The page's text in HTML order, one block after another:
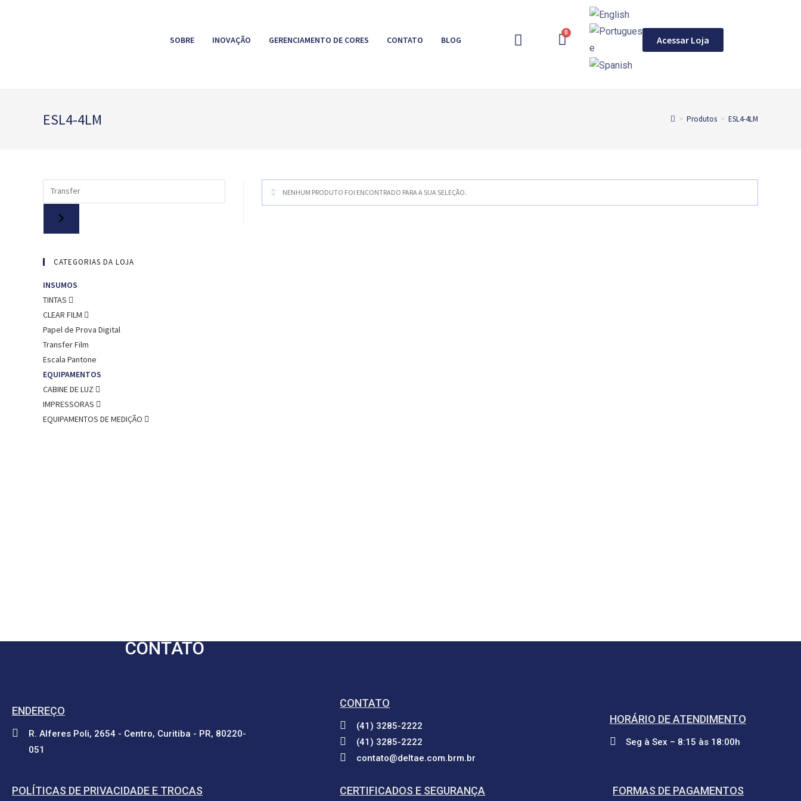
SOBRE INOVAÇÃO GERENCIAMENTO DE CORES CONTATO BLOG Acessar Loja
ESL4-4LM > Produtos > ESL4-4LM
NENHUM PRODUTO FOI ENCONTRADO PARA A SUA SELEÇÃO.
CATEGORIAS DA LOJA
INSUMOS
TINTAS
CLEAR FILM
Papel de Prova Digital
Transfer Film
Escala Pantone
EQUIPAMENTOS
CABINE DE LUZ
IMPRESSORAS
EQUIPAMENTOS DE MEDIÇÃO
CONTATO
ENDEREÇO
R. Alferes Poli, 2654 - Centro, Curitiba - PR, 80220-
051
CONTATO
(41) 3285-2222
(41) 3285-2222
contato@deltae.com.brm.br
HORÁRIO DE ATENDIMENTO
Seg à Sex – 8:15 às 18:00h
POLÍTICAS DE PRIVACIDADE E TROCAS CERTIFICADOS E SEGURANÇA FORMAS DE PAGAMENTOS